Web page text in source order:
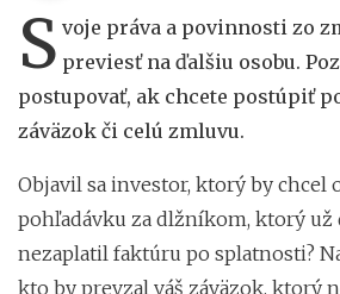
S voje práva a povinnosti zo
previesť na ďalšiu osobu.
postupovať, ak chcete postúpiť
záväzok či celú zmluvu.
Objavil sa investor, ktorý by chcel
pohľadávku za dlžníkom, ktorý už
nezaplatil faktúru po splatnosti?
kto by prevzal váš záväzok, ktorý